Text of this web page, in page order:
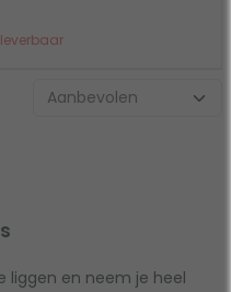
liggen en neem je heel